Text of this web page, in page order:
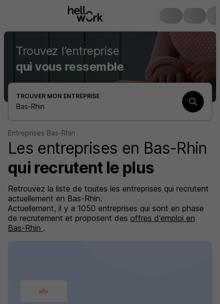
Trouvez l’entreprise
qui vous ressemble
TROUVER MON ENTREPRISE
Bas-Rhin
Entreprises Bas-Rhin
Les entreprises en Bas-Rhin
qui recrutent le plus
Retrouvez la liste de toutes les entreprises qui recrutent
actuellement en Bas-Rhin.
Actuellement, il y a 1050 entreprises qui sont en phase
de recrutement et proposent des offres d'emploi en
Bas-Rhin .